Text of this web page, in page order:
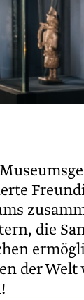
die
der Welt